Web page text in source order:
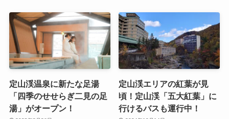
定山渓温泉に新たな足湯
「四季のせせらぎ二見の足
湯」がオープン！
定山渓エリアの紅葉が見
頃！定山渓「五大紅葉」に
行けるバスも運行中！